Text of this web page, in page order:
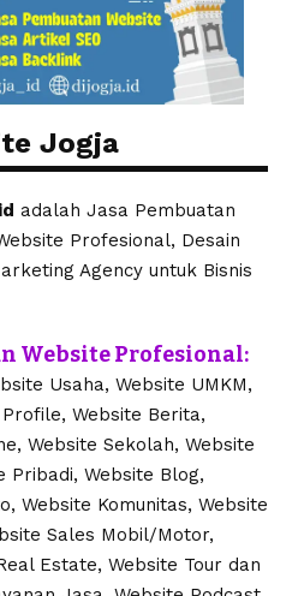
Jogja
adalah Jasa Pembuatan
Profesional, Desain
Agency untuk Bisnis
Website Profesional:
Usaha, Website UMKM,
Website Berita,
Website Sekolah, Website
Pribadi, Website Blog,
Website Komunitas, Website
Sales Mobil/Motor,
Estate, Website Tour dan